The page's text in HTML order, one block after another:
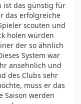
ist das günstig für
das erfolgreiche
scouten und
holen würden
der so ähnlich
System war
ansehnlich und
des Clubs sehr
muss er das
Saison werden